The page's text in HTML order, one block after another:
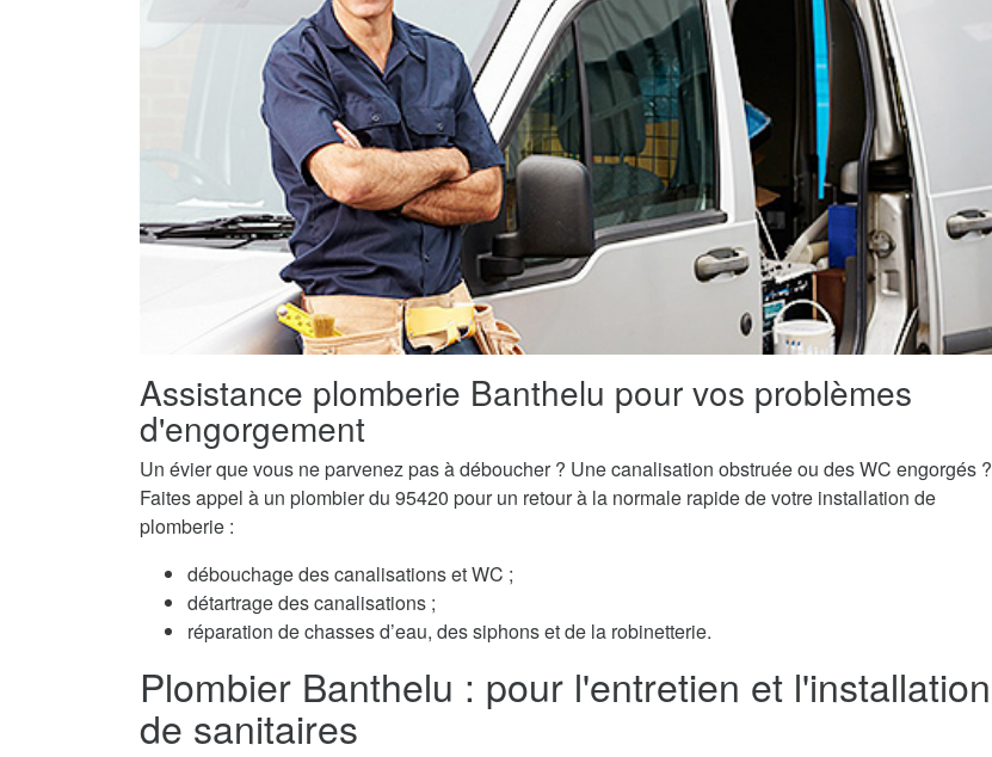
Assistance plomberie Banthelu pour vos problèmes
d'engorgement
Un évier que vous ne parvenez pas à déboucher ? Une canalisation obstruée ou des WC engorgés ?
Faites appel à un plombier du 95420 pour un retour à la normale rapide de votre installation de
plomberie :
débouchage des canalisations et WC ;
détartrage des canalisations ;
réparation de chasses d’eau, des siphons et de la robinetterie.
Plombier Banthelu : pour l'entretien et l'installation
de sanitaires